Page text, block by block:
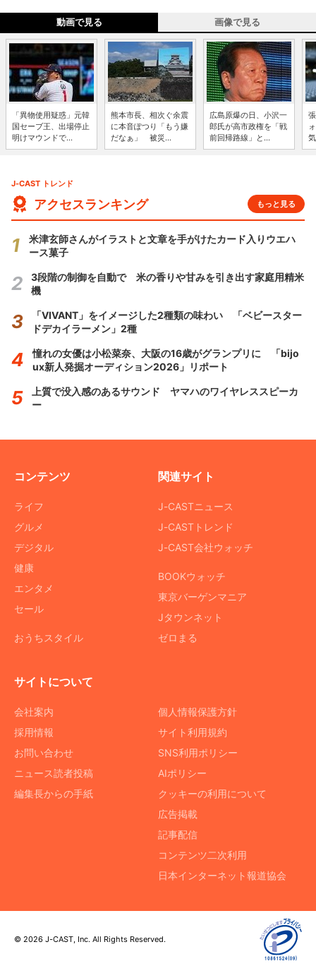
動画で見る 画像で見る
「異物使用疑惑」元韓
国セーブ王、出場停止
明けマウンドで...
熊本市長、相次ぐ余震
に本音ぽつり「もう嫌
だなぁ」 被災...
広島原爆の日、小沢一
郎氏が高市政権を「戦
前回帰路線」と...
J-CAST トレンド
アクセスランキング もっと見る
米津玄師さんがイラストと文章を手がけたカード入りウエハ
ース菓子
3段階の制御を自動で 米の香りや甘みを引き出す家庭用精米
機
「VIVANT」をイメージした2種類の味わい 「ベビースター
ドデカイラーメン」2種
憧れの女優は小松菜奈、大阪の16歳がグランプリに 「bijo
ux新人発掘オーディション2026」リポート
上質で没入感のあるサウンド ヤマハのワイヤレススピーカ
ー
コンテンツ
ライフ
グルメ
デジタル
健康
エンタメ
セール
おうちスタイル
関連サイト
J-CASTニュース
J-CASTトレンド
J-CAST会社ウォッチ
BOOKウォッチ
東京バーゲンマニア
Jタウンネット
ゼロまる
サイトについて
会社案内
採用情報
お問い合わせ
ニュース読者投稿
編集長からの手紙
個人情報保護方針
サイト利用規約
SNS利用ポリシー
AIポリシー
クッキーの利用について
広告掲載
記事配信
コンテンツ二次利用
日本インターネット報道協会
© 2026 J-CAST, Inc. All Rights Reserved.